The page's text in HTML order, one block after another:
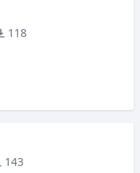
118
143